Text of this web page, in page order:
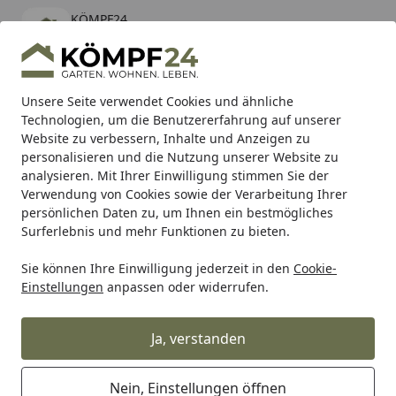
Unsere Seite verwendet Cookies und ähnliche
Technologien, um die Benutzererfahrung auf unserer
Website zu verbessern, Inhalte und Anzeigen zu
personalisieren und die Nutzung unserer Website zu
analysieren. Mit Ihrer Einwilligung stimmen Sie der
Verwendung von Cookies sowie der Verarbeitung Ihrer
persönlichen Daten zu, um Ihnen ein bestmögliches
Surferlebnis und mehr Funktionen zu bieten.
Sie können Ihre Einwilligung jederzeit in den Cookie-
Einstellungen anpassen oder widerrufen.
Ja, verstanden
Nein, Einstellungen öffnen
KÖMPF24
kostenlos - Im App Store
Hotline
Alle Produkte
Mein Konto
Suchen
Karibu Pools inkl. gratis Sandfilteranlage & Pool-
Starterset (Gesamtwert bis 468,99€)
Startseite
Alles für den Garten Brunnen & Wasserspiele Zubehör
Ubbink Xtra 2300
Springbrunnenpumpe